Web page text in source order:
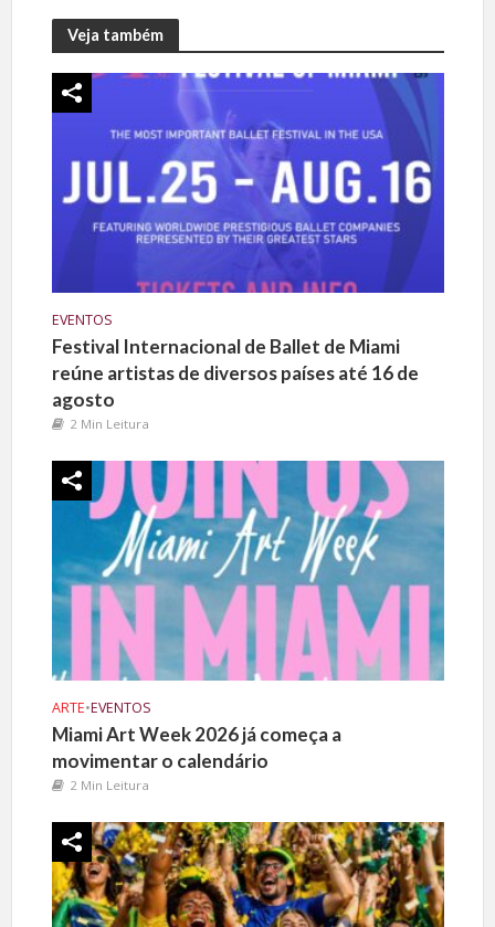
Veja também
EVENTOS
Festival Internacional de Ballet de Miami
reúne artistas de diversos países até 16 de
agosto
2 Min Leitura
ARTE•EVENTOS
Miami Art Week 2026 já começa a
movimentar o calendário
2 Min Leitura